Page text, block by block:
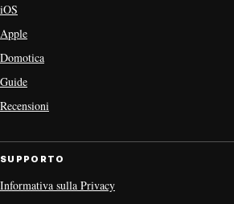
iOS
Apple
Domotica
Guide
Recensioni
SUPPORTO
Informativa sulla Privacy